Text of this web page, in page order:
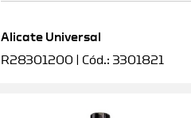
Alicate Universal
R28301200 | Cód.: 3301821